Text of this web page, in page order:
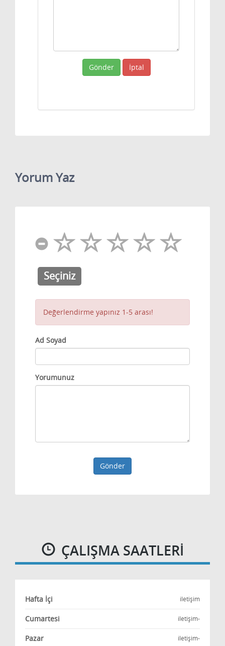
Gönder İptal
Yorum Yaz
Seçiniz
Değerlendirme yapınız 1-5 arası!
Ad Soyad
Yorumunuz
Gönder
ÇALIŞMA SAATLERI
Hafta İçi iletişim
Cumartesi iletişim-
Pazar iletişim-